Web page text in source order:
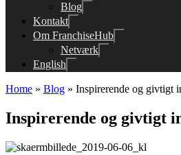
Blog
Kontakt
Om FranchiseHub
Netværk
English
Home » Blog » Inspirerende og givtigt
Inspirerende og givtigt